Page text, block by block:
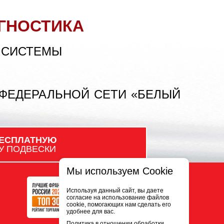
СЕТИ «БЕЛЫЙ
ПОДВЕСКИ
Мы используем Cookie
Используя данный сайт, вы даете
согласие на использование файлов
cookie, помогающих нам сделать его
удобнее для вас.